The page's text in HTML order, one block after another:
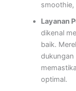
smoothie,
Layanan
dikenal
baik.
dukungan
optimal.